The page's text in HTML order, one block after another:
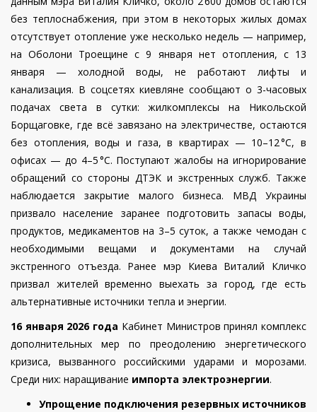
без теплоснабжения, при этом в некоторых жилых домах
отсутствует отопление уже несколько недель — например,
на Оболони Троещине с 9 января нет отопления, с 13
января — холодной воды, не работают лифты и
канализация. В соцсетях киевляне сообщают о 3-часовых
подачах света в сутки: жилкомплексы на Никольской
Борщаговке, где всё завязано на электричестве, остаются
без отопления, воды и газа, в квартирах — 10–12°C,в
офисах — до 4–5°C. Поступают жалобы на игнорирование
обращений со стороны ДТЭК и экстренных служб. Также
наблюдается
закрытие малого бизнеса. МВД Украины
призвало население заранее подготовить запасы воды,
продуктов, медикаментов на 3–5 суток, а также чемодан с
необходимыми вещами и документами на случай
экстренного отъезда. Ранее мэр Киева Виталий Кличко
призвал жителей временно выехать за город, где есть
альтернативные источники тепла и энергии.
16 января 2026 года Кабинет Министров принял комплекс
дополнительных мер по преодолению энергетического
кризиса, вызванного российскими ударами и морозами.
Среди них: наращивание импорта электроэнергии.
Упрощение подключения резервных источников